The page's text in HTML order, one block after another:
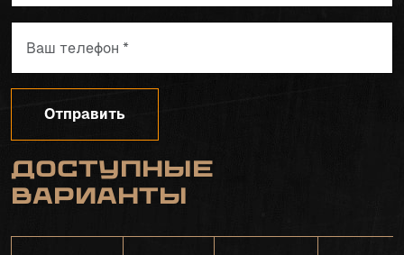
Отправить
Доступные
варианты